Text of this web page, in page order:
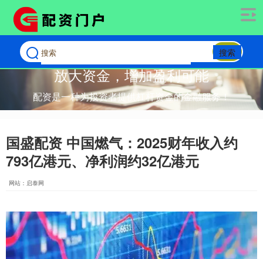
搜索
放大资金，增加盈利可能
配资是一种为投资者提供杠杆资金的金融服务！
国盛配资 中国燃气：2025财年收入约
793亿港元、净利润约32亿港元
网站：启泰网